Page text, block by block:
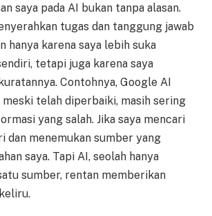
saya pada AI bukan tanpa alasan.
tugas dan tanggung jawab
hanya karena saya lebih suka
tetapi juga karena saya
Contohnya, Google AI
meski telah diperbaiki, masih sering
yang salah. Jika saya mencari
dan menemukan sumber yang
saya. Tapi AI, seolah hanya
sumber, rentan memberikan